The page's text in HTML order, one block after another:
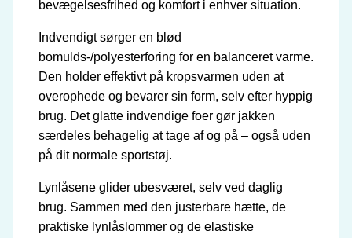
bevægelsesfrihed og komfort i enhver situation.
Indvendigt sørger en blød
bomulds-/polyesterforing for en balanceret varme.
Den holder effektivt på kropsvarmen uden at
overophede og bevarer sin form, selv efter hyppig
brug. Det glatte indvendige foer gør jakken
særdeles behagelig at tage af og på – også uden
på dit normale sportstøj.
Lynlåsene glider ubesværet, selv ved daglig
brug. Sammen med den justerbare hætte, de
praktiske lynlåslommer og de elastiske